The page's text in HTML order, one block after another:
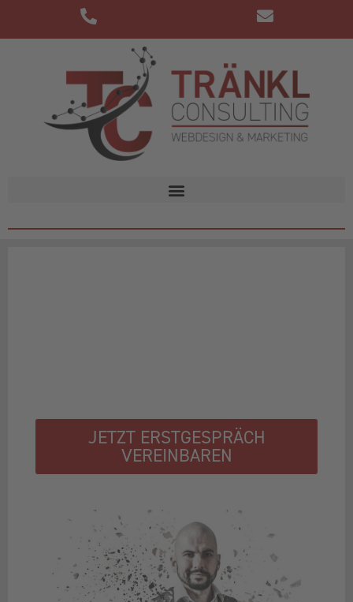
JETZT ERSTGESPRÄCH
VEREINBAREN